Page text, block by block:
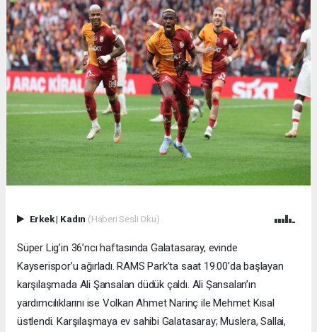
Erkek| Kadın (Haberi Sesli Oku)
Süper Lig’in 36’ncı haftasında Galatasaray, evinde
Kayserispor’u ağırladı. RAMS Park’ta saat 19.00’da başlayan
karşılaşmada Ali Şansalan düdük çaldı. Ali Şansalan’ın
yardımcılıklarını ise Volkan Ahmet Narinç ile Mehmet Kısal
üstlendi. Karşılaşmaya ev sahibi Galatasaray; Muslera, Sallai,